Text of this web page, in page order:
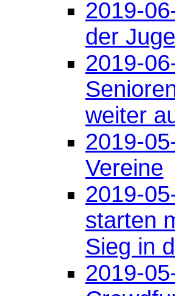
2019-
der
2019-
weiter
2019-
Vereine
2019-
starten
Sieg in
2019-